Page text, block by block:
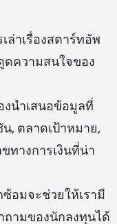
เล่าเรื่องสตาร์ทอัพ
ดความสนใจของ
งนำเสนอข้อมูลที่
, ตลาดเป้าหมาย,
ทางการเงินที่น่า
ซ้อมจะช่วยให้เรามี
ถามของนักลงทุนได้